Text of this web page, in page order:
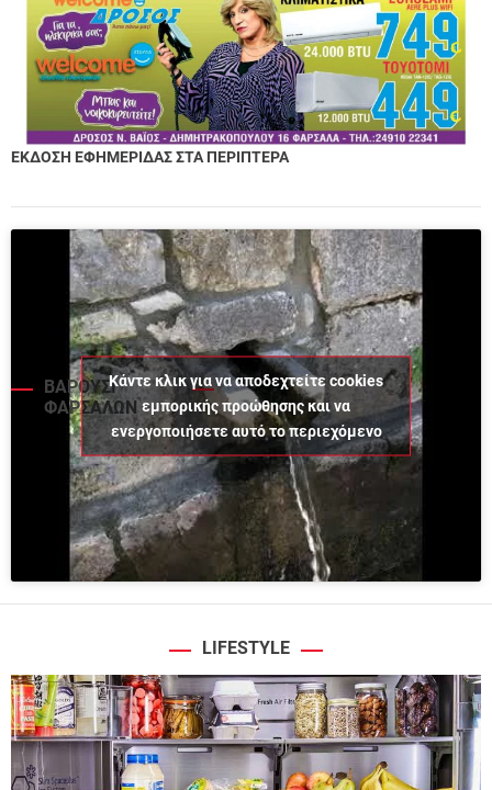
ΕΚΔΟΣΗ ΕΦΗΜΕΡΙΔΑΣ ΣΤΑ ΠΕΡΙΠΤΕΡΑ
ΒΑΡΟΥΣΙ
ΦΑΡΣΑΛΩΝ
Κάντε κλικ για να αποδεχτείτε cookies
εμπορικής προώθησης και να
ενεργοποιήσετε αυτό το περιεχόμενο
LIFESTYLE